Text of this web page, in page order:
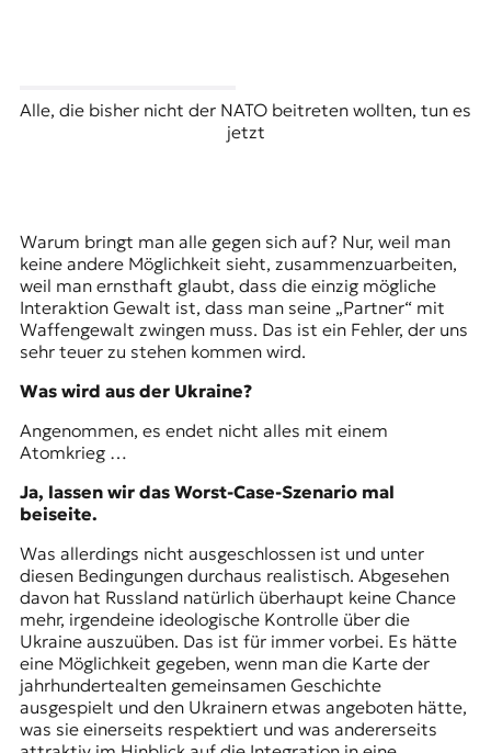
Alle, die bisher nicht der NATO beitreten wollten, tun es
jetzt
Warum bringt man alle gegen sich auf? Nur, weil man
keine andere Möglichkeit sieht, zusammenzuarbeiten,
weil man ernsthaft glaubt, dass die einzig mögliche
Interaktion Gewalt ist, dass man seine „Partner“ mit
Waffengewalt zwingen muss. Das ist ein Fehler, der uns
sehr teuer zu stehen kommen wird.
Was wird aus der Ukraine?
Angenommen, es endet nicht alles mit einem
Atomkrieg …
Ja, lassen wir das Worst-Case-Szenario mal
beiseite.
Was allerdings nicht ausgeschlossen ist und unter
diesen Bedingungen durchaus realistisch. Abgesehen
davon hat Russland natürlich überhaupt keine Chance
mehr, irgendeine ideologische Kontrolle über die
Ukraine auszuüben. Das ist für immer vorbei. Es hätte
eine Möglichkeit gegeben, wenn man die Karte der
jahrhundertealten gemeinsamen Geschichte
ausgespielt und den Ukrainern etwas angeboten hätte,
was sie einerseits respektiert und was andererseits